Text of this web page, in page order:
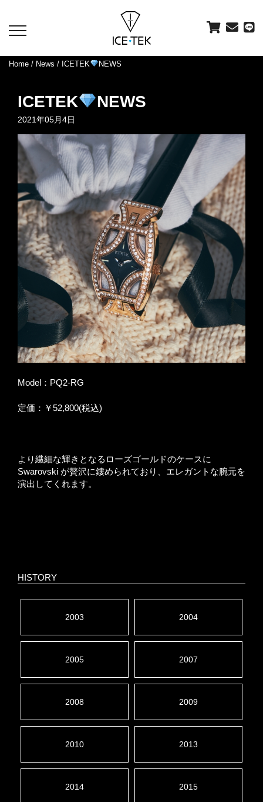
toggle
Home / News / ICETEK NEWS
ICETEK NEWS
2021年05月4日
Model：PQ2-RG
定価：￥52,800(税込)
より繊細な輝きとなるローズゴールドのケースに
Swarovski が贅沢に鏤められており、エレガントな腕元を
演出してくれます。
HISTORY
2003 2004
2005 2007
2008 2009
2010 2013
2014 2015